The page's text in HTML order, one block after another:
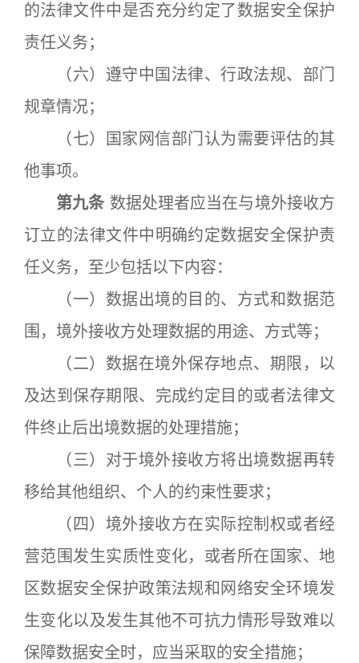
的法律文件中是否充分约定了数据安全保护
责任义务；
（六）遵守中国法律、行政法规、部门
规章情况；
（七）国家网信部门认为需要评估的其
他事项。
第九条 数据处理者应当在与境外接收方
订立的法律文件中明确约定数据安全保护责
任义务，至少包括以下内容：
（一）数据出境的目的、方式和数据范
围，境外接收方处理数据的用途、方式等；
（二）数据在境外保存地点、期限，以
及达到保存期限、完成约定目的或者法律文
件终止后出境数据的处理措施；
（三）对于境外接收方将出境数据再转
移给其他组织、个人的约束性要求；
（四）境外接收方在实际控制权或者经
营范围发生实质性变化，或者所在国家、地
区数据安全保护政策法规和网络安全环境发
生变化以及发生其他不可抗力情形导致难以
保障数据安全时，应当采取的安全措施；